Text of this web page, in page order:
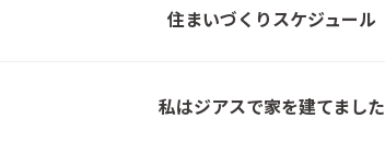
住まいづくりスケジュール
私はジアスで家を建てました